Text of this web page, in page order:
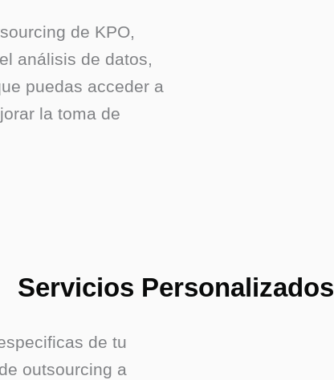
de KPO,
análisis de datos,
puedas acceder a
la toma de
Servicios Personalizados
de tu
outsourcing a